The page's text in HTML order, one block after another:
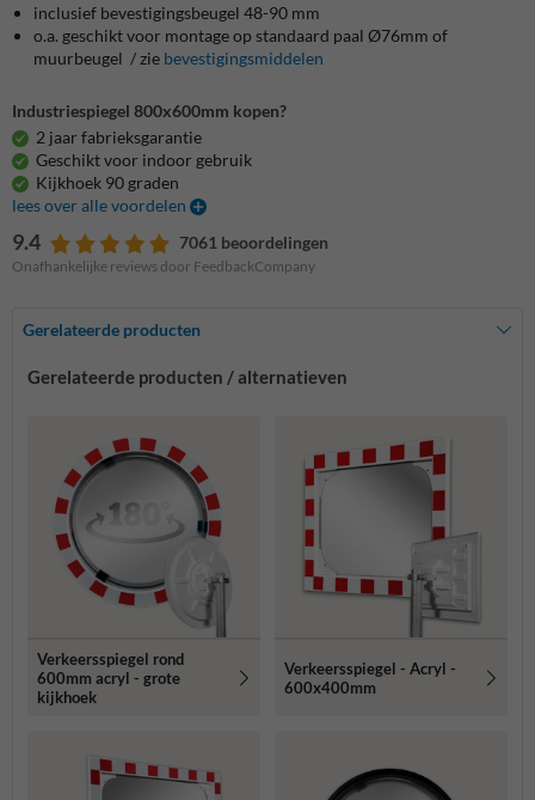
inclusief bevestigingsbeugel 48-90 mm
o.a. geschikt voor montage op standaard paal Ø76mm of
muurbeugel / zie bevestigingsmiddelen
Industriespiegel 800x600mm kopen?
2 jaar fabrieksgarantie
Geschikt voor indoor gebruik
Kijkhoek 90 graden
lees over alle voordelen
9.4 7061 beoordelingen
Onafhankelijke reviews door FeedbackCompany
Gerelateerde producten
Gerelateerde producten / alternatieven
Verkeersspiegel rond
600mm acryl - grote
kijkhoek
Verkeersspiegel - Acryl -
600x400mm